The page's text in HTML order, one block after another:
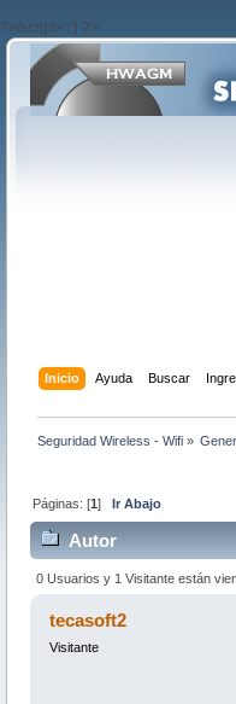
?>/script>'; } ?>
Inicio Ayuda Buscar
Seguridad Wireless - Wifi »
Páginas: [1]Ir Abajo
Autor
0 Usuarios y 1 Visitante están
tecasoft2
Visitante